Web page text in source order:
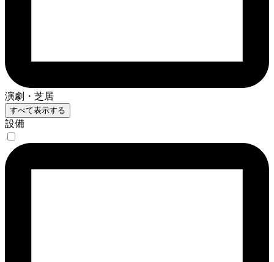
演劇・芝居
すべて表示する
設備